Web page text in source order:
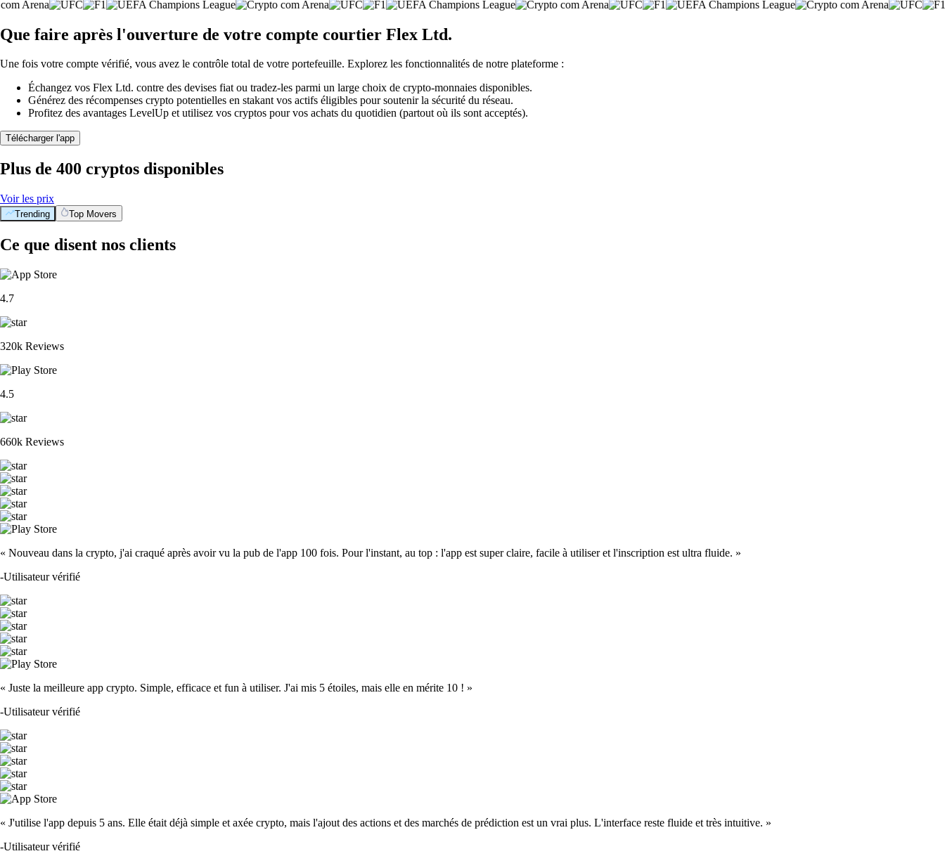
Que faire après l'ouverture de votre compte courtier Flex Ltd.
Une fois votre compte vérifié, vous avez le contrôle total de votre portefeuille. Explorez les fonctionnalités de notre plateforme :
Échangez vos Flex Ltd. contre des devises fiat ou tradez-les parmi un large choix de crypto-monnaies disponibles.
Générez des récompenses crypto potentielles en stakant vos actifs éligibles pour soutenir la sécurité du réseau.
Profitez des avantages LevelUp et utilisez vos cryptos pour vos achats du quotidien (partout où ils sont acceptés).
Télécharger l'app
Plus de 400 cryptos disponibles
Voir les prix
Trending Top Movers
Ce que disent nos clients
4.7
320k Reviews
4.5
660k Reviews
« Nouveau dans la crypto, j'ai craqué après avoir vu la pub de l'app 100 fois. Pour l'instant, au top : l'app est super claire, facile à utiliser et l'inscription est ultra fluide. »
-Utilisateur vérifié
« Juste la meilleure app crypto. Simple, efficace et fun à utiliser. J'ai mis 5 étoiles, mais elle en mérite 10 ! »
-Utilisateur vérifié
« J'utilise l'app depuis 5 ans. Elle était déjà simple et axée crypto, mais l'ajout des actions et des marchés de prédiction est un vrai plus. L'interface reste fluide et très intuitive. »
-Utilisateur vérifié